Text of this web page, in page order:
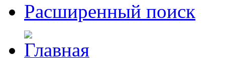
Расширенный поиск